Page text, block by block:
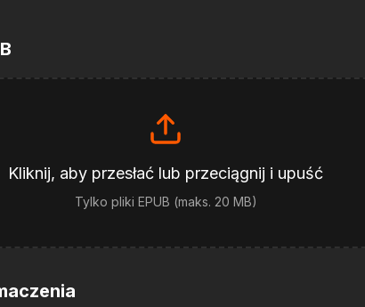
Kliknij, aby przesłać lub przeciągnij i upuść
Tylko pliki EPUB (maks. 20 MB)